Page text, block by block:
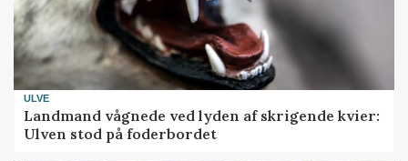
ULVE
Landmand vågnede ved lyden af skrigende kvier:
Ulven stod på foderbordet